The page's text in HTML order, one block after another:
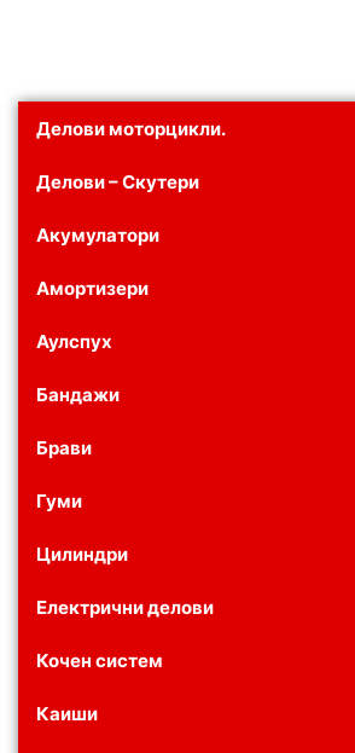
Делови моторцикли.
Делови – Скутери
Акумулатори
Амортизери
Аулспух
Бандажи
Брави
Гуми
Цилиндри
Електрични делови
Кочен систем
Каиши